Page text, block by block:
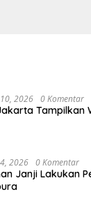
2026 0 Komentar
Tampilkan
2026 0 Komentar
Janji Lakukan